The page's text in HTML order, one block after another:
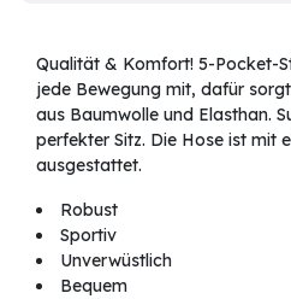
Qualität & Komfort! 5-Pocket-
jede Bewegung mit, dafür
aus Baumwolle und Elasthan.
perfekter Sitz. Die Hose ist mit
ausgestattet.
Robust
Sportiv
Unverwüstlich
Bequem